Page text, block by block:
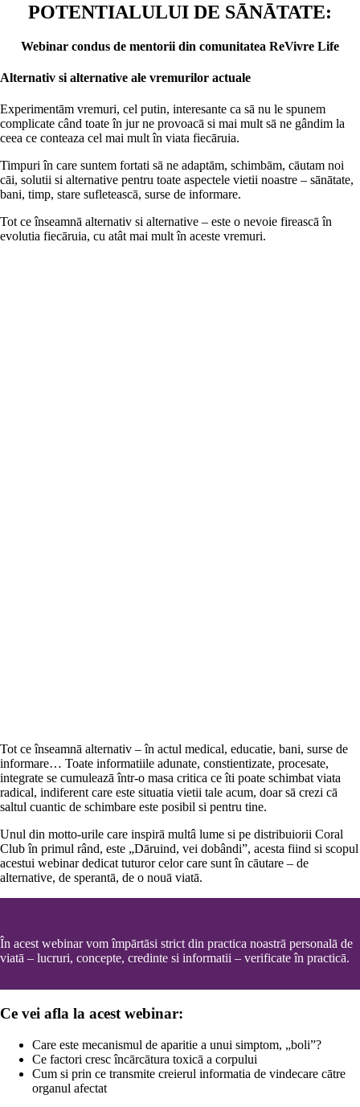
POTENTIALULUI DE SĀNĀTATE:
Webinar condus de mentorii din comunitatea ReVivre Life
Alternativ si alternative ale vremurilor actuale
Experimentām vremuri, cel putin, interesante ca sā nu le spunem
complicate când toate în jur ne provoacā si mai mult sā ne gândim la
ceea ce conteaza cel mai mult în viata fiecāruia.
Timpuri în care suntem fortati sā ne adaptām, schimbām, cāutam noi
cāi, solutii si alternative pentru toate aspectele vietii noastre – sānātate,
bani, timp, stare sufleteascā, surse de informare.
Tot ce înseamnā alternativ si alternative – este o nevoie fireascā în
evolutia fiecāruia, cu atât mai mult în aceste vremuri.
Tot ce înseamnā alternativ – în actul medical, educatie, bani, surse de
informare… Toate informatiile adunate, constientizate, procesate,
integrate se cumuleazā într-o masa critica ce îti poate schimbat viata
radical, indiferent care este situatia vietii tale acum, doar sā crezi cā
saltul cuantic de schimbare este posibil si pentru tine.
Unul din motto-urile care inspirā multâ lume si pe distribuiorii Coral
Club în primul rând, este „Dāruind, vei dobândi”, acesta fiind si scopul
acestui webinar dedicat tuturor celor care sunt în cāutare – de
alternative, de sperantā, de o nouā viatā.
În acest webinar vom împārtāsi strict din practica noastrā personalā de
viatā – lucruri, concepte, credinte si informatii – verificate în practicā.
Ce vei afla la acest webinar:
Care este mecanismul de aparitie a unui simptom, „boli”?
Ce factori cresc încārcātura toxicā a corpului
Cum si prin ce transmite creierul informatia de vindecare cātre
organul afectat